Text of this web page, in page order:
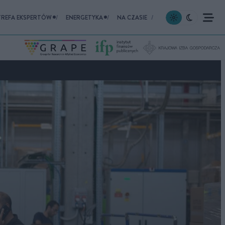
EKSPERTÓW ENERGETYKA NA CZASIE